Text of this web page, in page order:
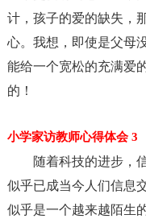
计，孩子的爱的缺失，
心。我想，即使是父母
能给一个宽松的充满爱
的！
小学家访教师心得体会 3
随着科技的进步，
似乎已成当今人们信息
似乎是一个越来越陌生